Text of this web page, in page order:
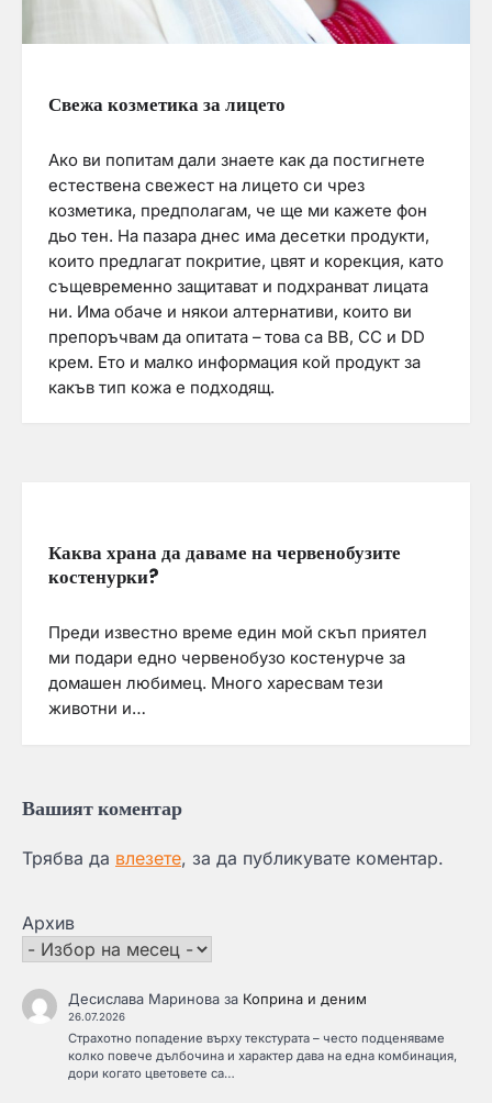
Свежа козметика за лицето
Ако ви попитам дали знаете как да постигнете
естествена свежест на лицето си чрез
козметика, предполагам, че ще ми кажете фон
дьо тен. На пазара днес има десетки продукти,
които предлагат покритие, цвят и корекция, като
същевременно защитават и подхранват лицата
ни. Има обаче и някои алтернативи, които ви
препоръчвам да опитата – това са BB, CC и DD
крем. Ето и малко информация кой продукт за
какъв тип кожа е подходящ.
Каква храна да даваме на червенобузите
костенурки?
Преди известно време един мой скъп приятел
ми подари едно червенобузо костенурче за
домашен любимец. Много харесвам тези
животни и…
Вашият коментар
Трябва да влезете, за да публикувате коментар.
Архив
Десислава Мариноваза Коприна и деним
26.07.2026
Страхотно попадение върху текстурата – често подценяваме
колко повече дълбочина и характер дава на една комбинация,
дори когато цветовете са…